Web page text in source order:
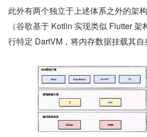
此外有两个独立于上述体系之外的架
（谷歌基于 Kotlin 实现类似 Flutter
行特定 DartVM，将内存数据挂载其自